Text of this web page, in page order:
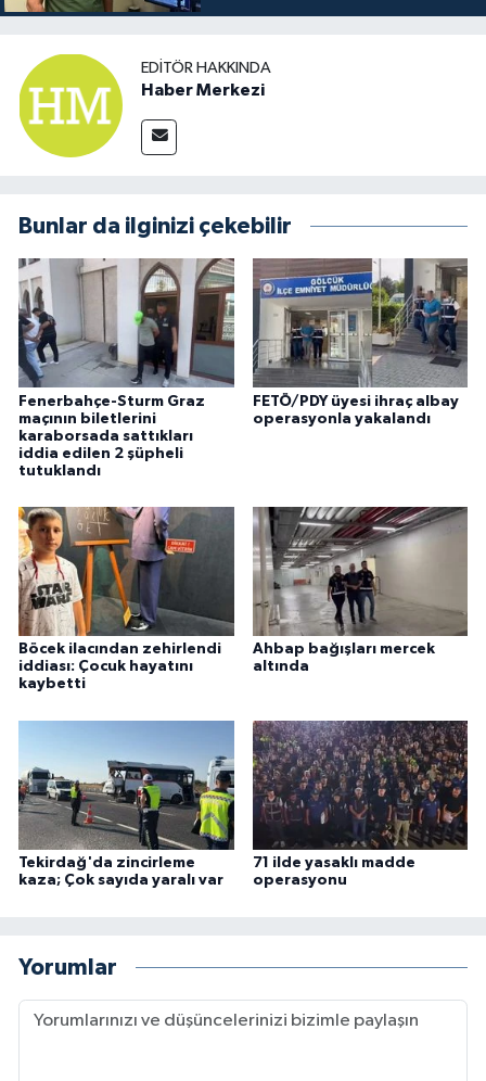
EDITÖR HAKKINDA
Haber Merkezi
Bunlar da ilginizi çekebilir
Fenerbahçe-Sturm Graz
maçının biletlerini
karaborsada sattıkları
iddia edilen 2 şüpheli
tutuklandı
FETÖ/PDY üyesi ihraç albay
operasyonla yakalandı
Böcek ilacından zehirlendi
iddiası: Çocuk hayatını
kaybetti
Ahbap bağışları mercek
altında
Tekirdağ'da zincirleme
kaza; Çok sayıda yaralı var
71 ilde yasaklı madde
operasyonu
Yorumlar